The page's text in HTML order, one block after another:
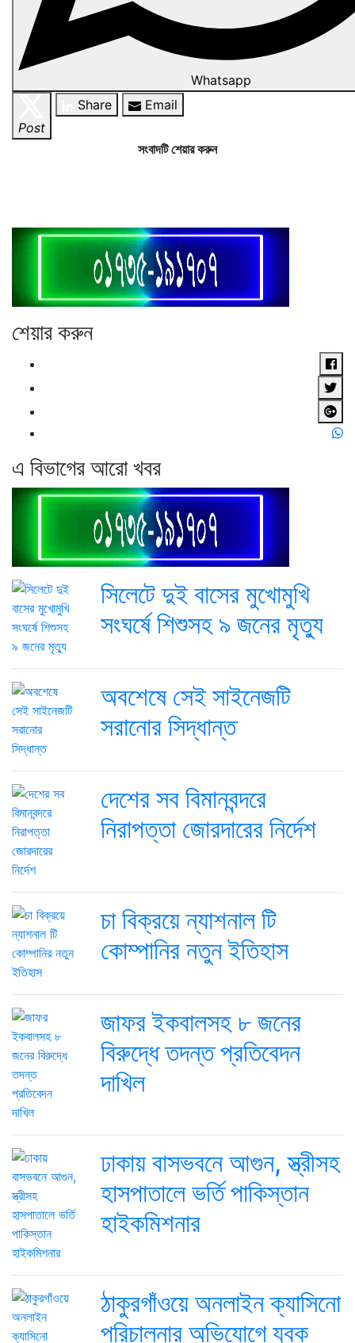
Whatsapp
Post
Share Email
সংবাদটি শেয়ার করুন
শেয়ার করুন
এ বিভাগের আরো খবর
সিলেটে দুই বাসের মুখোমুখি
সংঘর্ষে শিশুসহ ৯ জনের মৃত্যু
অবশেষে সেই সাইনেজটি
সরানোর সিদ্ধান্ত
দেশের সব বিমানবন্দরে
নিরাপত্তা জোরদারের নির্দেশ
চা বিক্রয়ে ন্যাশনাল টি
কোম্পানির নতুন ইতিহাস
জাফর ইকবালসহ ৮ জনের
বিরুদ্ধে তদন্ত প্রতিবেদন
দাখিল
ঢাকায় বাসভবনে আগুন, স্ত্রীসহ
হাসপাতালে ভর্তি পাকিস্তান
হাইকমিশনার
ঠাকুরগাঁওয়ে অনলাইন ক্যাসিনো
পরিচালনার অভিযোগে যুবক